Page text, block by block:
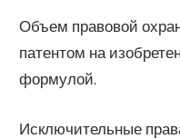
Объем правовой
патентом на
формулой.
Исключительные